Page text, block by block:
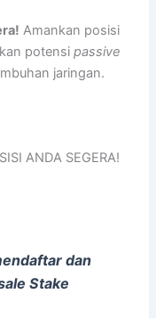
Amankan posisi
potensipassive
jaringan.
ANDA SEGERA!
dan
Stake